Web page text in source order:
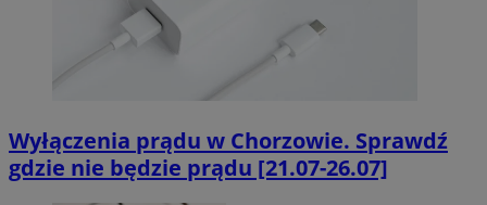
Wyłączenia prądu w Chorzowie. Sprawdź
gdzie nie będzie prądu [21.07-26.07]